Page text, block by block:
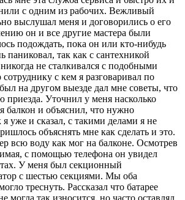
с одним из рабочих. Вежливый
выслушал меня и договорились о его
он и все другие мастера были
подождать, пока он или кто-нибудь
паниковал, так как с сантехникой
не сталкивался с подобными
с кем я разговаривал по
на другом выезде дал мне советы, что
приезда. Уточнил у меня насколько
балкон и объяснил, что нужно
уже и сказал, с такими делами я не
объяснять мне как сделать и это.
всю воду как мог на балконе. Осмотрев
с помощью телефона он увидел
У меня был секционный
с шестью секциями. Мы оба
треснуть. Рассказал что батарее
могла так износится, но часто оставлял